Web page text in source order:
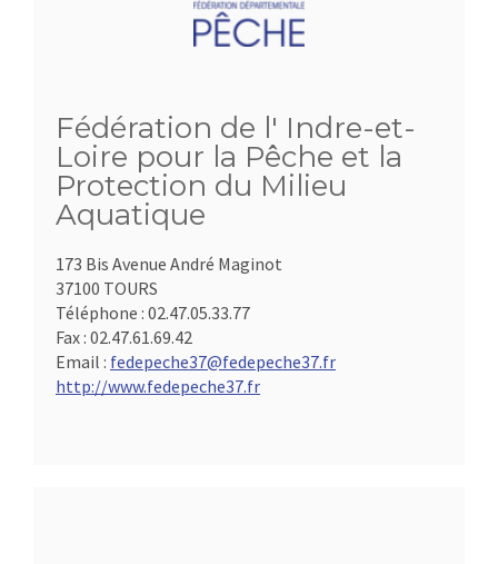
Fédération de l' Indre-et-
Loire pour la Pêche et la
Protection du Milieu
Aquatique
173 Bis Avenue André Maginot
37100 TOURS
Téléphone : 02.47.05.33.77
Fax : 02.47.61.69.42
Email : fedepeche37@fedepeche37.fr
http://www.fedepeche37.fr